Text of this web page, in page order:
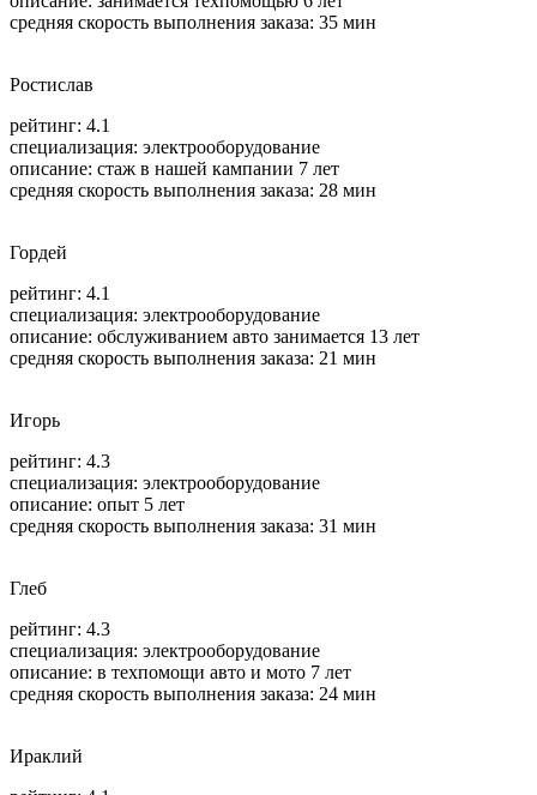
средняя скорость выполнения заказа: 35 мин
Ростислав
рейтинг: 4.1
специализация: электрооборудование
описание: стаж в нашей кампании 7 лет
средняя скорость выполнения заказа: 28 мин
Гордей
рейтинг: 4.1
специализация: электрооборудование
описание: обслуживанием авто занимается 13 лет
средняя скорость выполнения заказа: 21 мин
Игорь
рейтинг: 4.3
специализация: электрооборудование
описание: опыт 5 лет
средняя скорость выполнения заказа: 31 мин
Глеб
рейтинг: 4.3
специализация: электрооборудование
описание: в техпомощи авто и мото 7 лет
средняя скорость выполнения заказа: 24 мин
Ираклий